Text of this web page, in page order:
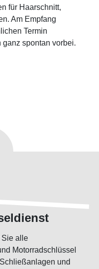
für Haarschnitt,
Am Empfang
Termin
spontan vorbei.
Sie alle
Motorradschlüssel
und